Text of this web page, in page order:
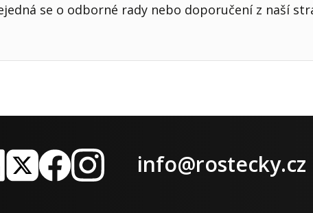
se o odborné rady nebo doporučení z naší
info@rostecky.cz